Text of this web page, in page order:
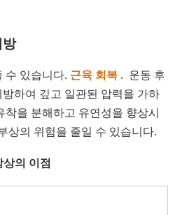
방
수 있습니다. 근육 회복 . 운동 후
하여 깊고 일관된 압력을 가하
을 분해하고 유연성을 향상시
상의 위험을 줄일 수 있습니다.
의 이점